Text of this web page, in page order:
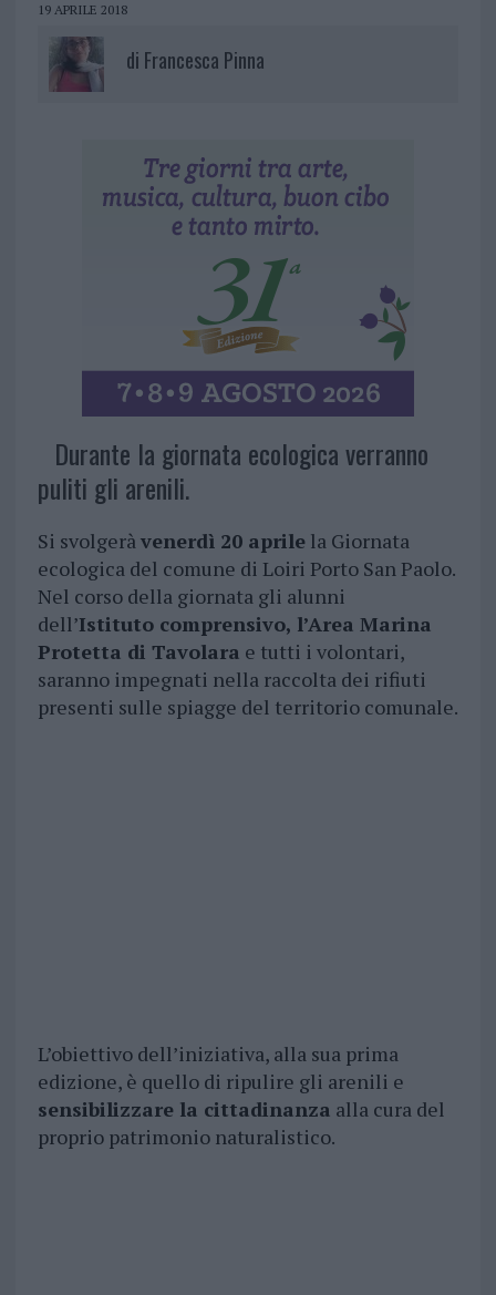
19 APRILE 2018
di Francesca Pinna
Durante la giornata ecologica verranno
puliti gli arenili.
Si svolgeràvenerdì 20 aprilela Giornata
ecologica del comune di Loiri Porto San Paolo.
Nel corso della giornata gli alunni
dell’Istituto comprensivo, l’Area Marina
Protetta di Tavolara e tutti i volontari,
saranno impegnati nella raccolta dei rifiuti
presenti sulle spiagge del territorio comunale.
L’obiettivo dell’iniziativa, alla sua prima
edizione, è quello di ripulire gli arenili e
sensibilizzare la cittadinanza alla cura del
proprio patrimonio naturalistico.